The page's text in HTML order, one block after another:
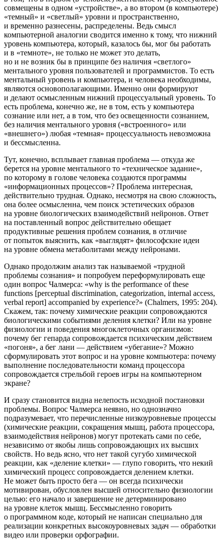
совмещены в одном «устройстве», а во втором (в компьютере)
«темный» и «светлый» уровни и пространственно,
и временно разнесены, распределены. Ведь смысл
компьютерной аналогии сводится именно к тому, что нижний
уровень компьютера, который, казалось бы, мог бы работать
и в «темноте», не только не может это делать,
но и не возник бы в принципе без наличия «светлого»
ментального уровня пользователей и программистов. То есть
ментальный уровень и компьютера, и человека необходимы,
являются основополагающими. Именно они формируют
и делают осмысленным нижний процессуальный уровень. То
есть проблема, конечно же, не в том, есть у компьютера
сознание или нет, а в том, что без освещенности сознанием,
без наличия ментального уровня («встроенного» или
«внешнего») любая «темная» процессуальность невозможна
и бессмысленна.
Тут, конечно, всплывает главная проблема — откуда же
берется на уровне ментального то «техническое задание»,
по которому в голове человека создаются программы
«информационных процессов»? Проблема интересная,
действительно трудная. Однако, несмотря на свою сложность,
она более осмысленна, чем поиск эстетических образов
на уровне биологических взаимодействий нейронов. Ответ
на поставленный вопрос действительно обещает
продуктивные решения проблем сознания, в отличие
от попыток выяснить, как «выглядят» философские идеи
на уровне обмена метаболитами между нейронами.
Однако продолжим анализ так называемой «трудной
проблемы сознания» и попробуем переформулировать еще
один вопрос Чалмерса: «why is the performance of these
functions [perceptual discrimination, categorization, internal access,
verbal report] accompanied by experience?» (Chalmers, 1995: 204).
Скажем, так: почему химические реакции сопровождаются
биологическими событиями деления клетки? Или на уровне
физиологии и поведения многоклеточных организмов:
почему бег гепарда сопровождается психическим действием
«погоня», а бег лани — действием «убегание»? Можно
сформулировать этот вопрос и на уровне компьютера: почему
выполнение последовательности команд процессора
сопровождается стрельбой героев игры на компьютерном
экране?
И сразу становится видна нелепость исходной постановки
проблемы. Вопрос Чалмерса неявно, но однозначно
подразумевает, что перечисленные низкоуровневые процессы
(химические реакции, сокращения мышц, работа процессора,
взаимодействия нейронов) могут протекать сами по себе,
независимо от якобы лишь сопровождающих их высших
свойств. Но ведь ясно, что нет такой сугубо химической
реакции, как «деление клетки» — глупо говорить, что некий
химический процесс сопровождается делением клетки.
Не может быть просто бега — он всегда психически
мотивирован, обусловлен высшей относительно физиологии
целью: его начало и завершение не детерминировано
на уровне клеток мышц. Бессмысленно говорить
о программном коде, который не написан специально для
реализации конкретных высокоуровневых задач — обработки
видео или проверки орфографии.